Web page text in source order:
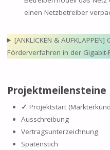
einen Netzbetreiber
[ANKLICKEN &
Förderverfahren in der Gigabit-
Projektmeilensteine
✓ Projektstart
Ausschreibung
Vertragsunterzeichnung
Spatenstich